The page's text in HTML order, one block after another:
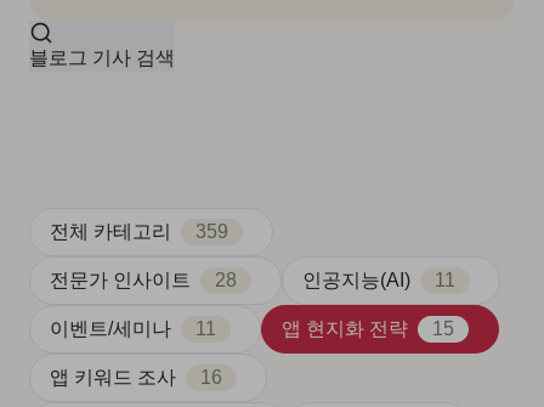
블로그 기사 검색
전체 카테고리 359
전문가 인사이트 28 인공지능(AI) 11
이벤트/세미나 11 앱 현지화 전략 15
앱 키워드 조사 16